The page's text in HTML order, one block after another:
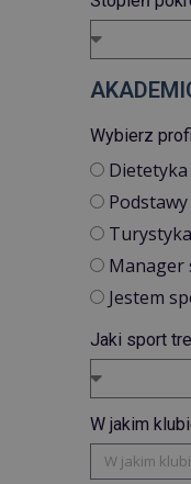
Wybierz
Manager
Jestem
Jaki sport
W jakim